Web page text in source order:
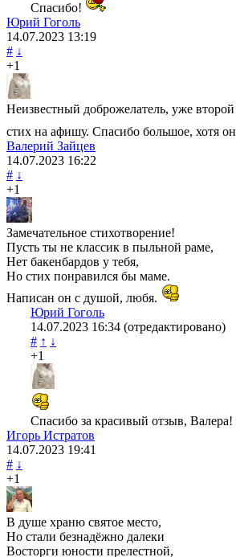
Спасибо!
Юрий Гоголь
14.07.2023 13:19
# ↓
+1
Неизвестный доброжелатель, уже
стих на афишу. Спасибо большое, хотя он
Валерий Зайцев
14.07.2023 16:22
# ↓
+1
Замечательное стихотворение!
Пусть ты не классик в пыльной раме,
Нет бакенбардов у тебя,
Но стих понравился бы маме.
Написан он с душой, любя.
Юрий Гоголь
14.07.2023 16:34 (отредактировано)
# ↑ ↓
+1
Спасибо за красивый отзыв, Валера!
Игорь Истратов
14.07.2023 19:41
# ↓
+1
В душе храню святое место,
Но стали безнадёжно далеки
Восторги юности прелестной,